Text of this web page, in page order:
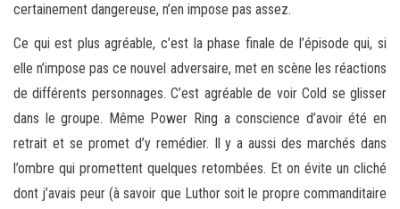
certainement dangereuse, n’en impose pas assez.
Ce qui est plus agréable, c’est la phase finale de l’épisode qui, si
elle n’impose pas ce nouvel adversaire, met en scène les réactions
de différents personnages. C’est agréable de voir Cold se glisser
dans le groupe. Même Power Ring a conscience d’avoir été en
retrait et se promet d’y remédier. Il y a aussi des marchés dans
l’ombre qui promettent quelques retombées. Et on évite un cliché
dont j’avais peur (à savoir que Luthor soit le propre commanditaire